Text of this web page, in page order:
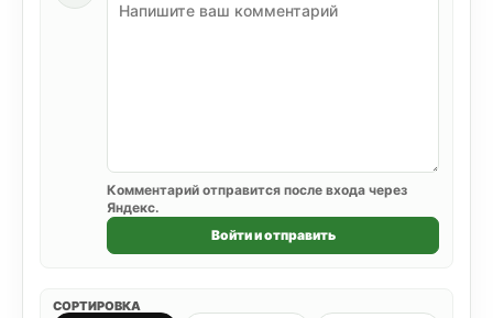
Комментарий отправится после входа через
Яндекс.
Войти и отправить
СОРТИРОВКА